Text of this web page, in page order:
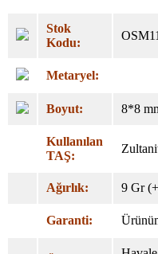
Stok
Kodu:
Metaryel:
Boyut: 8*8
Kullanılan
TAŞ:
Ağırlık: 9 Gr
Garanti: